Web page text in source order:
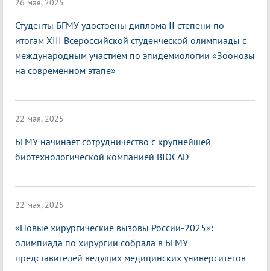
26 мая, 2025
Студенты БГМУ удостоены диплома II степени по
итогам XIII Всероссийской студенческой олимпиады с
международным участием по эпидемиологии «Зоонозы
на современном этапе»
22 мая, 2025
БГМУ начинает сотрудничество с крупнейшей
биотехнологической компанией BIOCAD
22 мая, 2025
«Новые хирургические вызовы России-2025»:
олимпиада по хирургии собрала в БГМУ
представителей ведущих медицинских университетов